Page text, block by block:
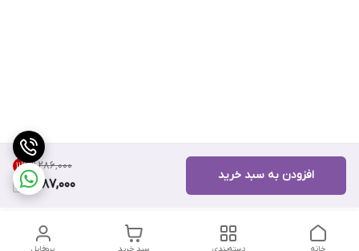
۹٬۲۸۶٬۰۰۰ 11%
8,187,000
افزودن به سبد خرید